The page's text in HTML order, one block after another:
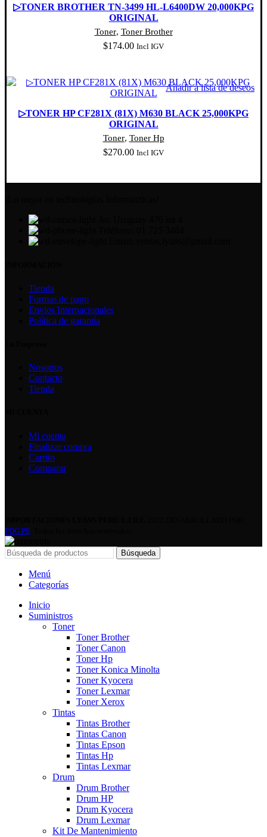
▷TONER BROTHER TN-3499 HL-L6400DW 20,000KPG
ORIGINAL
Toner, Toner Brother
$174.00 Incl IGV
Añadir a lista de deseos
▷TONER HP CF281X (81X) M630 BLACK 25,000KPG
ORIGINAL
Toner, Toner Hp
$270.00 Incl IGV
Tienda
Formas de pago
Envios Internacionales
Política de garantía
Nosotros
Contacto
Tienda
Mi cuenta
Finalizar compra
Carrito
Comparar
PDG.PE
Búsqueda
Menú
Categorías
Inicio
Suministros
Toner
Toner Brother
Toner Canon
Toner Hp
Toner Konica Minolta
Toner Kyocera
Toner Lexmar
Toner Xerox
Tintas
Tintas Brother
Tintas Canon
Tintas Epson
Tintas Hp
Tintas Lexmar
Drum
Drum Brother
Drum HP
Drum Kyocera
Drum Lexmar
Kit De Mantenimiento